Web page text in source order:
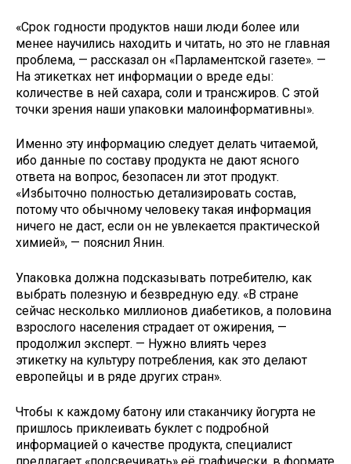
«Срок годности продуктов наши люди более или
менее научились находить и читать, но это не главная
проблема, — рассказал он «Парламентской газете». —
На этикетках нет информации о вреде еды:
количестве в ней сахара, соли и трансжиров. С этой
точки зрения наши упаковки малоинформативны».
Именно эту информацию следует делать читаемой,
ибо данные по составу продукта не дают ясного
ответа на вопрос, безопасен ли этот продукт.
«Избыточно полностью детализировать состав,
потому что обычному человеку такая информация
ничего не даст, если он не увлекается практической
химией», — пояснил Янин.
Упаковка должна подсказывать потребителю, как
выбрать полезную и безвредную еду. «В стране
сейчас несколько миллионов диабетиков, а половина
взрослого населения страдает от ожирения, —
продолжил эксперт. — Нужно влиять через
этикетку на культуру потребления, как это делают
европейцы и в ряде других стран».
Чтобы к каждому батону или стаканчику йогурта не
пришлось приклеивать буклет с подробной
информацией о качестве продукта, специалист